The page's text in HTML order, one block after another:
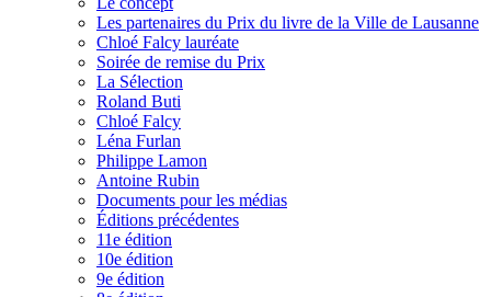
Les partenaires du Prix du livre de la Ville de Lausanne
Chloé Falcy lauréate
Soirée de remise du Prix
La Sélection
Roland Buti
Chloé Falcy
Léna Furlan
Philippe Lamon
Antoine Rubin
Documents pour les médias
Éditions précédentes
11e édition
10e édition
9e édition